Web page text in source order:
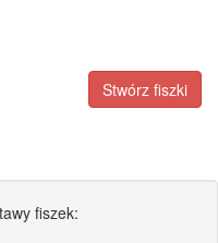
Stwórz fiszki
fiszek: